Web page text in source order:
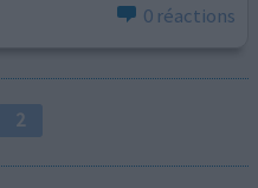
0 réactions
2